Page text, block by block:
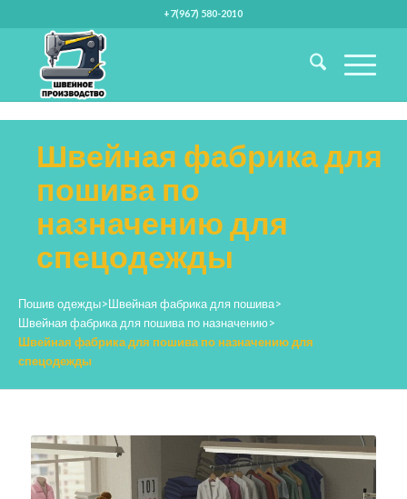
+7(967) 580-2010
Швейная фабрика для
пошива по
назначению для
спецодежды
Пошив одежды>Швейная фабрика для пошива>
Швейная фабрика для пошива по назначению>
Швейная фабрика для пошива по назначению для
спецодежды